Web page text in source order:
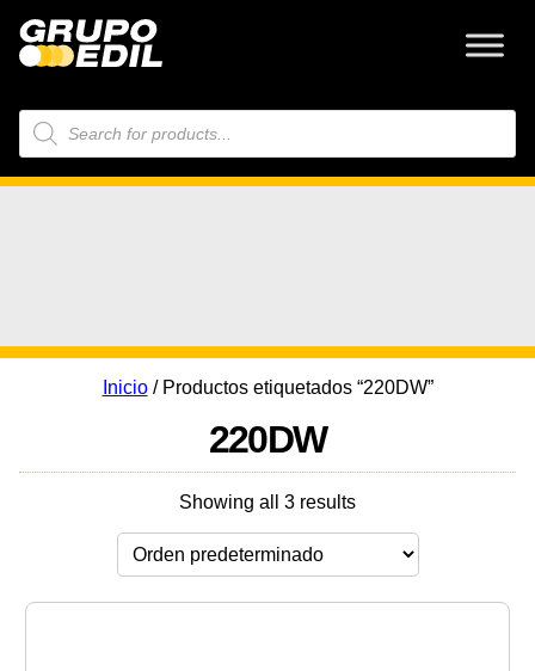
Búsqueda
de
productos
Inicio/ Productos etiquetados “220DW”
220DW
Showing all 3 results